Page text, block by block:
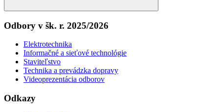
Search
Odbory v šk. r. 2025/2026
Elektrotechnika
Informačné a sieťové technológie
Staviteľstvo
Technika a prevádzka dopravy
Videoprezentácia odborov
Odkazy